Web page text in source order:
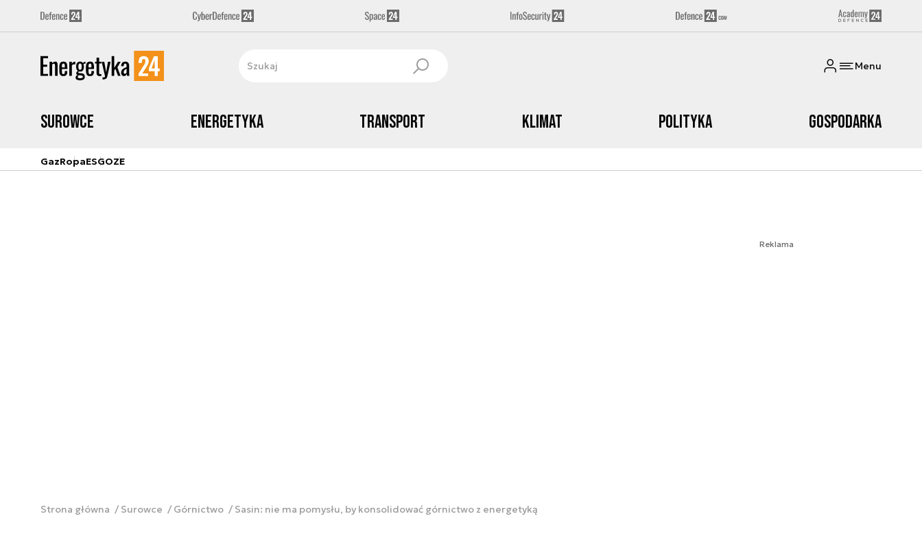
Menu
Surowce Energetyka Transport Klimat Polityka Gospodarka
GazRopaESGOZE
Reklama
Strona główna Surowce Górnictwo Sasin: nie ma pomysłu, by konsolidować górnictwo z energetyką